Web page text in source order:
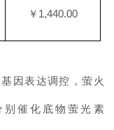
￥ 1,440.00
因表达调控，萤火
催化底物萤光素